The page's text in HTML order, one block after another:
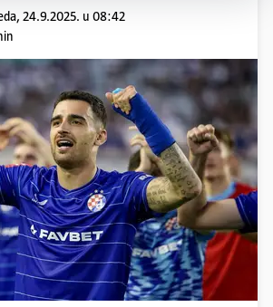
24.9.2025. u 08:42